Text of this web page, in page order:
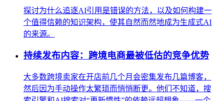
探讨为什么追逐AI引用是错误的方法，以及如何构建一
个值得信赖的知识架构，使其自然而然地成为生成式AI
的来源。
持续发布内容：跨境电商最被低估的竞争优势
大多数跨境卖家在开店前几个月会密集发布几篇博客，
然后因为手动操作太繁琐而悄悄断更。他们不知道，搜